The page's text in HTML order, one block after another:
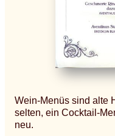
Wein-Menüs sind alte
selten, ein Cocktail-
neu.